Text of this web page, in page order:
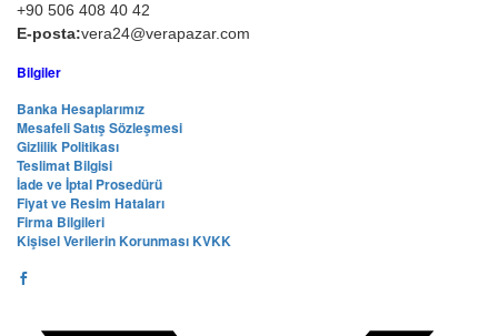
+90 506 408 40 42
E-posta:vera24@verapazar.com
Bilgiler
Banka Hesaplarımız
Mesafeli Satış Sözleşmesi
Gizlilik Politikası
Teslimat Bilgisi
İade ve İptal Prosedürü
Fiyat ve Resim Hataları
Firma Bilgileri
Kişisel Verilerin Korunması KVKK